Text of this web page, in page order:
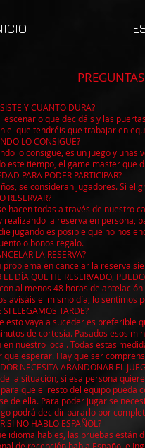
MÁS
Y CUANTO DURA?
escenario que decidáis y las
el que tendréis que trabajar en
LO CONSIGUE?
lo consigue, es un juego y
este tiempo, el game master que
PARA PODER PARTICIPAR?
se consideran jugadores. Si el
RESERVAR?
hacen todas a través de nuestro
realizando la reserva en persona,
jugando es posible que no nos
o bonos regalo.
LA RESERVA?
problema en cancelar la reserva
EL DÍA QUE HE RESERVADO,
al menos 48 horas de
avisáis el mismo día, lo
SI LLEGAMOS TARDE?
esto vaya a suceder es preferible
de cortesía. Pasados esos
en nuestro local. Todas estas
que esperar. Hay que ser
NECESITA ABANDONAR EL
la situación, si esa persona
que el resto del equipo pueda
de ella. Para poder jugar se
podrá decidir pararlo por
SI NO HABLO ESPAÑOL?
idioma hables, las pruebas están